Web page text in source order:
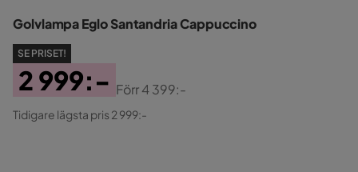
Golvlampa Eglo Santandria Cappuccino
SE PRISET!
Pris
2 999:-
Original
Förr4 399:-
Tidigare lägsta pris 2 999:-